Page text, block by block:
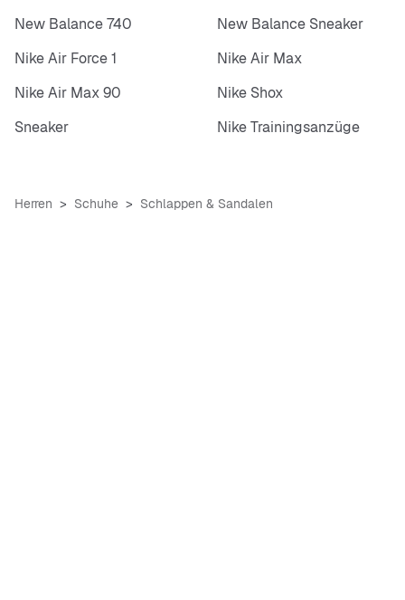
New Balance 740
New Balance Sneaker
Nike Air Force 1
Nike Air Max
Nike Air Max 90
Nike Shox
Sneaker
Nike Trainingsanzüge
Herren Schuhe Schlappen & Sandalen